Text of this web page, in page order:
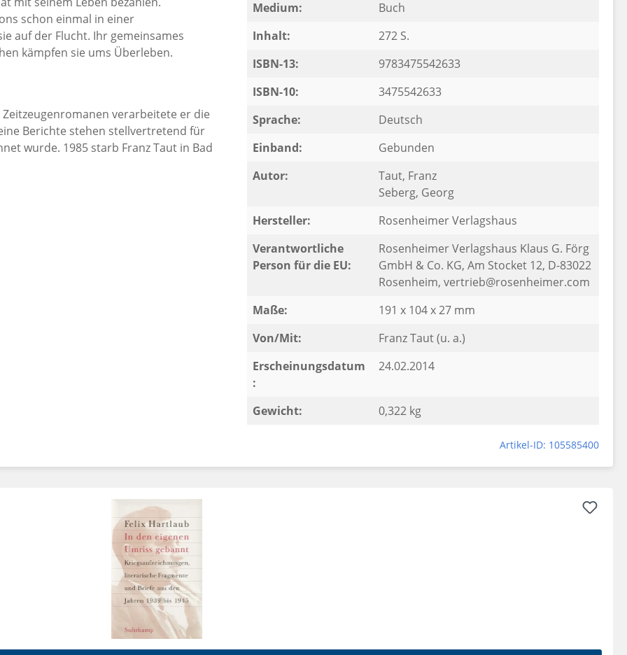
schon einmal in einer
auf der Flucht. Ihr gemeinsames
kämpfen sie ums Überleben.
verarbeitete er die
Berichte stehen stellvertretend für
wurde. 1985 starb Franz Taut in Bad
Medium:
Buch
Inhalt:
272 S.
ISBN-13:
9783475542633
ISBN-10:
3475542633
Sprache:
Deutsch
Einband:
Gebunden
Autor:
Taut, Franz
Seberg, Georg
Hersteller:
Rosenheimer Verlagshaus
Verantwortliche
Person für die EU:
Rosenheimer Verlagshaus Klaus G. Förg
GmbH & Co. KG, Am Stocket 12, D-83022
Rosenheim, vertrieb@rosenheimer.com
Maße:
191 x 104 x 27 mm
Von/Mit:
Franz Taut (u. a.)
Erscheinungsdatum
:
24.02.2014
Gewicht: 0,322 kg
Artikel-ID: 105585400